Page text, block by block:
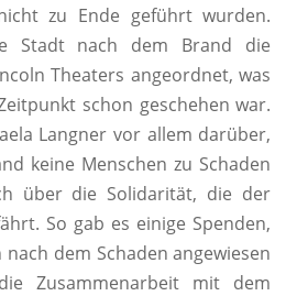
zu Ende geführt wurden.
Stadt nach dem Brand die
Theaters angeordnet, was
schon geschehen war.
Langner vor allem darüber,
keine Menschen zu Schaden
über die Solidarität, die der
So gab es einige Spenden,
dem Schaden angewiesen
Zusammenarbeit mit dem